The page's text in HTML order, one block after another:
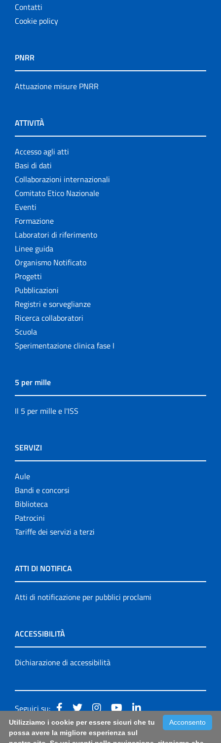
Contatti
Cookie policy
PNRR
Attuazione misure PNRR
ATTIVITÀ
Accesso agli atti
Basi di dati
Collaborazioni internazionali
Comitato Etico Nazionale
Eventi
Formazione
Laboratori di riferimento
Linee guida
Organismo Notificato
Progetti
Pubblicazioni
Registri e sorveglianze
Ricerca collaboratori
Scuola
Sperimentazione clinica fase I
5 per mille
Il 5 per mille e l'ISS
SERVIZI
Aule
Bandi e concorsi
Biblioteca
Patrocini
Tariffe dei servizi a terzi
ATTI DI NOTIFICA
Atti di notificazione per pubblici proclami
ACCESSIBILITÀ
Dichiarazione di accessibilità
Seguici su:
Accessibilità: form di segnalazione di prima istanza per
Acconsento
Utilizziamo i cookie per essere sicuri che tu
possa avere la migliore esperienza sul